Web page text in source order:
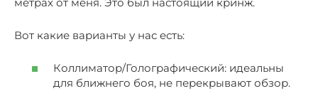
Вот какие варианты у нас есть:
Коллиматор/Голографический: идеальны
для ближнего боя, не перекрывают обзор.